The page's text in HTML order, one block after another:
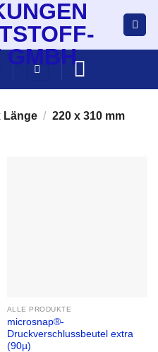
Länge / 220 x 310 mm
ALLE PRODUKTE
microsnap®-
Druckverschlussbeutel extra
(90µ)